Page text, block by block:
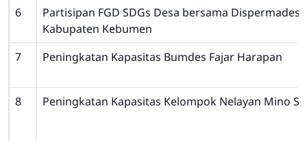
6
Partisipan FGD SDGs Desa bersama Dispermades
Kabupaten Kebumen
7
Peningkatan Kapasitas Bumdes Fajar Harapan
8 Peningkatan Kapasitas Kelompok Nelayan Mino